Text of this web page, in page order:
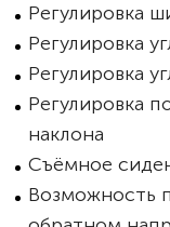
Регулировка
Регулировка
Регулировка
Регулировка
наклона
Съёмное
Возможность